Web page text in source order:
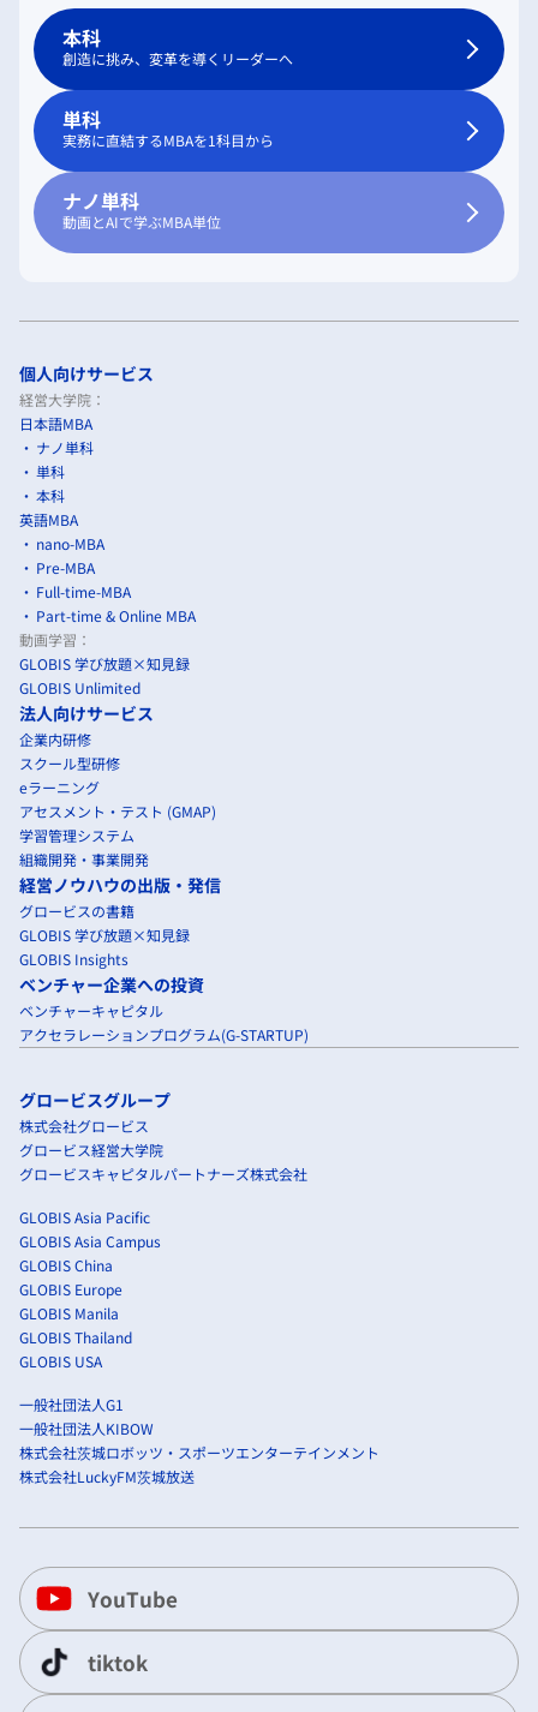
本科
創造に挑み、変革を導くリーダーへ
単科
実務に直結するMBAを1科目から
ナノ単科
動画とAIで学ぶMBA単位
個人向けサービス
経営大学院：
日本語MBA
ナノ単科
単科
本科
英語MBA
nano-MBA
Pre-MBA
Full-time-MBA
Part-time & Online MBA
動画学習：
GLOBIS 学び放題×知見録
GLOBIS Unlimited
法人向けサービス
企業内研修
スクール型研修
eラーニング
アセスメント・テスト (GMAP)
学習管理システム
組織開発・事業開発
経営ノウハウの出版・発信
グロービスの書籍
GLOBIS 学び放題×知見録
GLOBIS Insights
ベンチャー企業への投資
ベンチャーキャピタル
アクセラレーションプログラム(G-STARTUP)
グロービスグループ
株式会社グロービス
グロービス経営大学院
グロービスキャピタルパートナーズ株式会社
GLOBIS Asia Pacific
GLOBIS Asia Campus
GLOBIS China
GLOBIS Europe
GLOBIS Manila
GLOBIS Thailand
GLOBIS USA
一般社団法人G1
一般社団法人KIBOW
株式会社茨城ロボッツ・スポーツエンターテインメント
株式会社LuckyFM茨城放送
YouTube
tiktok